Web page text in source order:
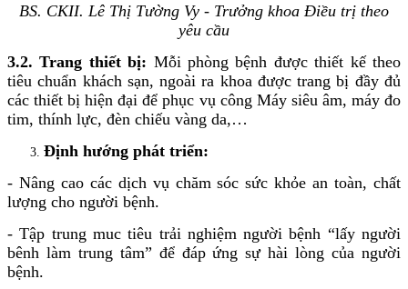
BS. CKII. Lê Thị Tường Vy - Trưởng khoa Điều trị theo
yêu cầu
3.2. Trang thiết bị: Mỗi phòng bệnh được thiết kế theo
tiêu chuẩn khách sạn, ngoài ra khoa được trang bị đầy đủ
các thiết bị hiện đại để phục vụ công Máy siêu âm, máy đo
tim, thính lực, đèn chiếu vàng da,…
Định hướng phát triển:
- Nâng cao các dịch vụ chăm sóc sức khỏe an toàn, chất
lượng cho người bệnh.
- Tập trung muc tiêu trải nghiệm người bệnh “lấy người
bênh làm trung tâm” để đáp ứng sự hài lòng của người
bệnh.